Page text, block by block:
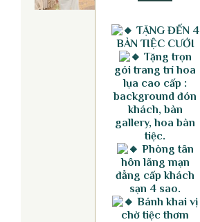
TẶNG ĐẾN 4
BÀN TIỆC CƯỚI
Tặng trọn
gói trang trí hoa
lụa cao cấp :
background đón
khách, bàn
gallery, hoa bàn
tiệc.
Phòng tân
hôn lãng mạn
đẳng cấp khách
sạn 4 sao.
Bánh khai vị
chờ tiệc thơm